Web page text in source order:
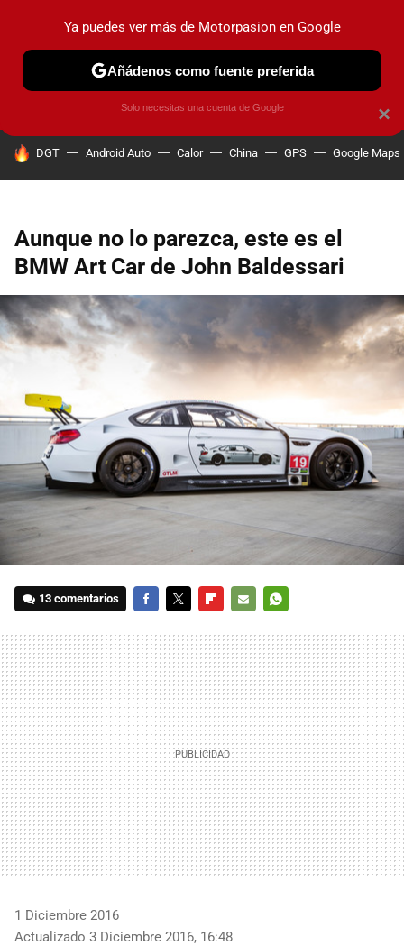
PRUEBAS COCHES ELÉCTRICOS OBSERVATORIO
HOY SE HABLA DE
DGT Android Auto Calor China GPS Google Maps
Aunque no lo parezca, este es el
BMW Art Car de John Baldessari
13 comentarios
MAIL
1 Diciembre 2016
Actualizado 3 Diciembre 2016, 16:48
×
Ya puedes ver más de Motorpasion en Google
Añádenos como fuente preferida
Solo necesitas una cuenta de Google